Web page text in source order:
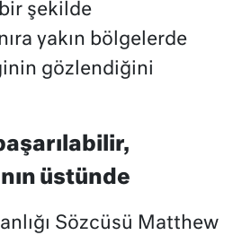
şekilde
yakın bölgelerde
gözlendiğini
üstünde
Sözcüsü Matthew